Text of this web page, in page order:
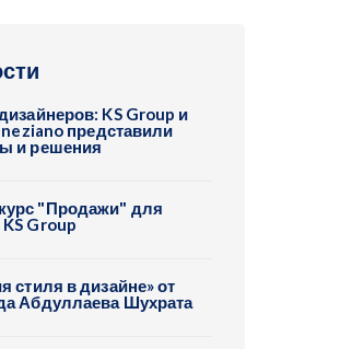
KS Group и
представили
и решения
"Продажи" для
Group
стиля в дизайне» от
Абдуллаева Шухрата